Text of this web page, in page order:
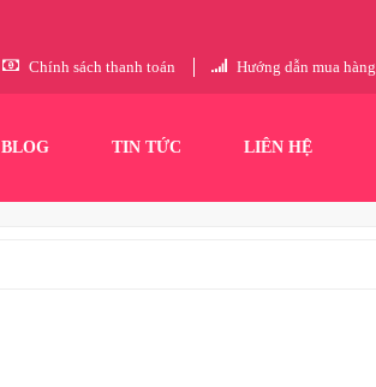
Chính sách thanh toán Hướng dẫn mua hàng
BLOG TIN TỨC LIÊN HỆ